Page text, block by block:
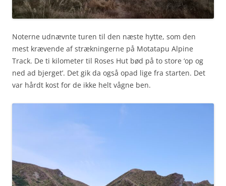
Noterne udnævnte turen til den næste hytte, som den
mest krævende af strækningerne på Motatapu Alpine
Track. De ti kilometer til Roses Hut bød på to store ‘op og
ned ad bjerget’. Det gik da også opad lige fra starten. Det
var hårdt kost for de ikke helt vågne ben.